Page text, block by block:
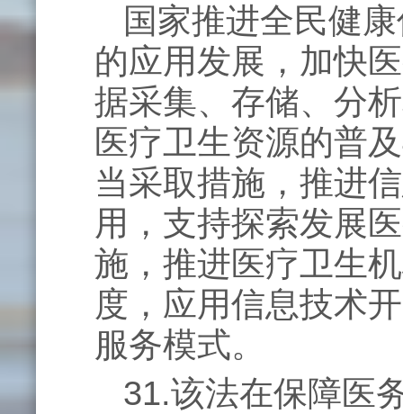
国家推进全民健
的应用发展，加快
据采集、存储、分
医疗卫生资源的普
当采取措施，推进
用，支持探索发展
施，推进医疗卫生
度，应用信息技术
服务模式。
31.该法在保障医